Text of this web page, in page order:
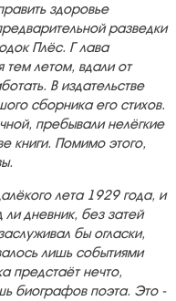
здоровье
разведки
Плёс. Г лава
тем летом, вдали от
В издательстве
сборника его стихов.
пребывали нелёгкие
книги. Помимо этого,
лета 1929 года, и
ли дневник, без затей
бы огласки,
лишь событиями
предстаёт нечто,
биографов поэта. Это -